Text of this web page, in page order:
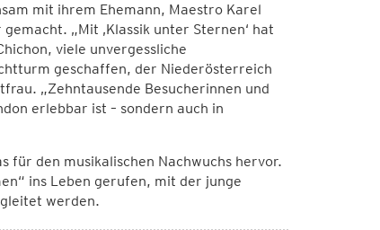
mit ihrem Ehemann, Maestro Karel
„Mit ‚Klassik unter Sternen‘ hat
viele unvergessliche
geschaffen, der Niederösterreich
„Zehntausende Besucherinnen und
erlebbar ist – sondern auch in
für den musikalischen Nachwuchs hervor.
ins Leben gerufen, mit der junge
werden.